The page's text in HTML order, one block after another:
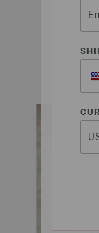
of